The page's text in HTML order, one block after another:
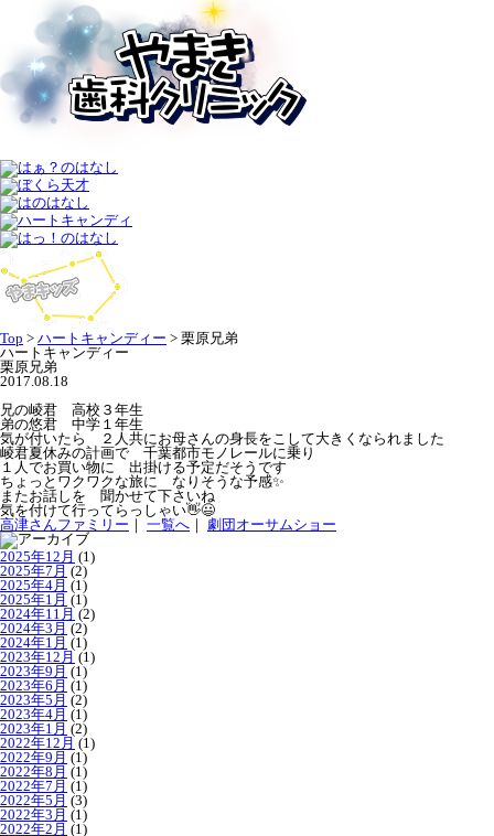
Top > ハートキャンディー > 栗原兄弟
ハートキャンディー
栗原兄弟
2017.08.18
兄の崚君 高校３年生
弟の悠君 中学１年生
気が付いたら ２人共にお母さんの身長をこして大きくなられました
崚君夏休みの計画で 千葉都市モノレールに乗り
１人でお買い物に 出掛ける予定だそうです
ちょっとワクワクな旅に なりそうな予感✨
またお話しを 聞かせて下さいね
気を付けて行ってらっしゃい👋😃
高津さんファミリー ｜ 一覧へ ｜ 劇団オーサムショー
2025年12月 (1)
2025年7月 (2)
2025年4月 (1)
2025年1月 (1)
2024年11月 (2)
2024年3月 (2)
2024年1月 (1)
2023年12月 (1)
2023年9月 (1)
2023年6月 (1)
2023年5月 (2)
2023年4月 (1)
2023年1月 (2)
2022年12月 (1)
2022年9月 (1)
2022年8月 (1)
2022年7月 (1)
2022年5月 (3)
2022年3月 (1)
2022年2月 (1)